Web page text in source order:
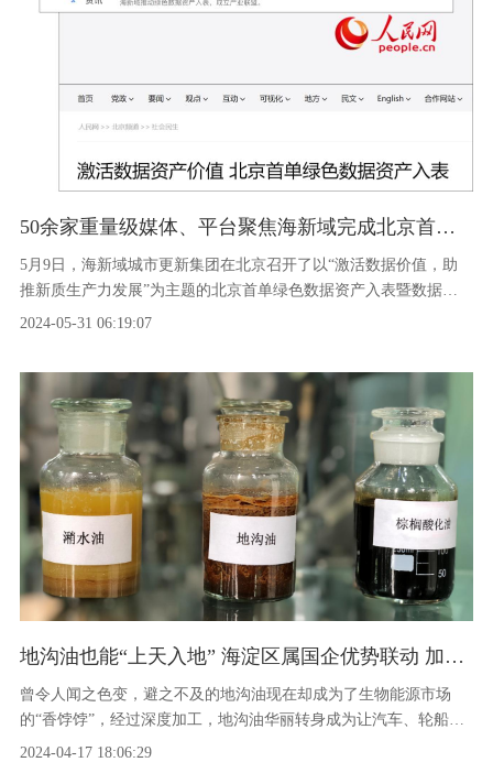
50余家重量级媒体、平台聚焦海新域完成北京首单绿色数据资产入表
5月9日，海新域城市更新集团在北京召开了以“激活数据价值，助
推新质生产力发展”为主题的北京首单绿色数据资产入表暨数据资
产生态产业联盟倡议发布会，会上发布了海新域实践成果，并发起
媒体平台上持续刷屏，媒体热度持续攀升。
2024-05-31 06:19:07
地沟油也能“上天入地” 海淀区属国企优势联动 加速推进能源经济大循环
曾令人闻之色变，避之不及的地沟油现在却成为了生物能源市场
的“香饽饽”，经过深度加工，地沟油华丽转身成为让汽车、轮船、
飞机都能“喝”的清洁燃料油，作为“双碳”目标实现的先锋军流入循
2024-04-17 18:06:29